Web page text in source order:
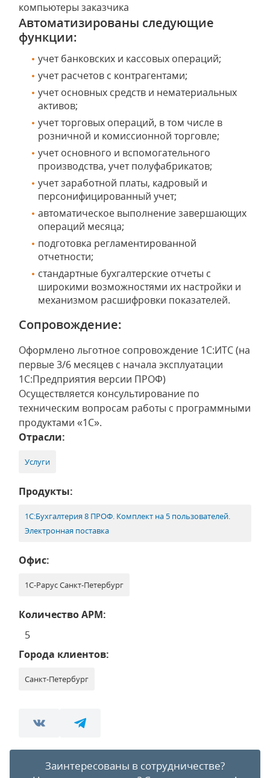
компьютеры заказчика
Автоматизированы следующие
функции:
учет банковских и кассовых операций;
учет расчетов с контрагентами;
учет основных средств и нематериальных
активов;
учет торговых операций, в том числе в
розничной и комиссионной торговле;
учет основного и вспомогательного
производства, учет полуфабрикатов;
учет заработной платы, кадровый и
персонифицированный учет;
автоматическое выполнение завершающих
операций месяца;
подготовка регламентированной
отчетности;
стандартные бухгалтерские отчеты с
широкими возможностями их настройки и
механизмом расшифровки показателей.
Сопровождение:
Оформлено льготное сопровождение 1С:ИТС (на
первые 3/6 месяцев с начала эксплуатации
1С:Предприятия версии ПРОФ)
Осуществляется консультирование по
техническим вопросам работы с программными
продуктами «1С».
Отрасли:
Услуги
Продукты:
1С:Бухгалтерия 8 ПРОФ. Комплект на 5 пользователей.
Электронная поставка
Офис:
1С-Рарус Санкт-Петербург
Количество АРМ:
5
Города клиентов:
Санкт-Петербург
Заинтересованы в сотрудничестве?